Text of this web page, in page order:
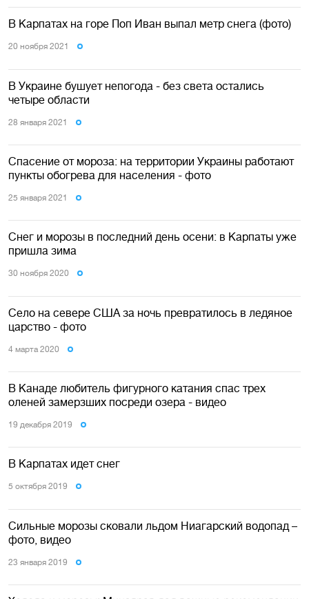
В Карпатах на горе Поп Иван выпал метр снега (фото)
20 ноября 2021
В Украине бушует непогода - без света остались
четыре области
28 января 2021
Спасение от мороза: на территории Украины работают
пункты обогрева для населения - фото
25 января 2021
Снег и морозы в последний день осени: в Карпаты уже
пришла зима
30 ноября 2020
Село на севере США за ночь превратилось в ледяное
царство - фото
4 марта 2020
В Канаде любитель фигурного катания спас трех
оленей замерзших посреди озера - видео
19 декабря 2019
В Карпатах идет снег
5 октября 2019
Сильные морозы сковали льдом Ниагарский водопад –
фото, видео
23 января 2019